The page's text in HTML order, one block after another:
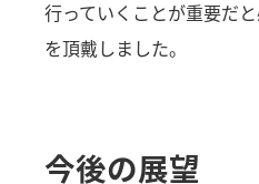
行っていくことが重要だ
を頂戴しました。
今後の展望